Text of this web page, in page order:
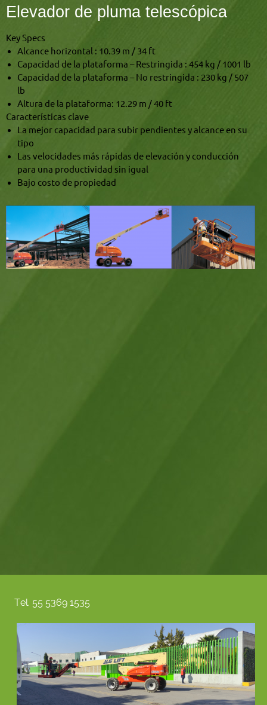
Elevador de pluma telescópica
Key Specs
Alcance horizontal : 10.39 m / 34 ft
Capacidad de la plataforma – Restringida : 454 kg / 1001 lb
Capacidad de la plataforma – No restringida : 230 kg / 507
lb
Altura de la plataforma: 12.29 m / 40 ft
Características clave
La mejor capacidad para subir pendientes y alcance en su
tipo
Las velocidades más rápidas de elevación y conducción
para una productividad sin igual
Bajo costo de propiedad
Tel. 55 5369 1535